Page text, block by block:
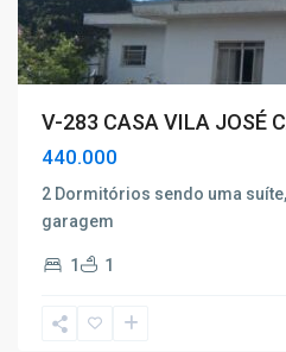
V-283 CASA VILA JOSÉ
440.000
2 Dormitórios sendo uma
garagem
1 1